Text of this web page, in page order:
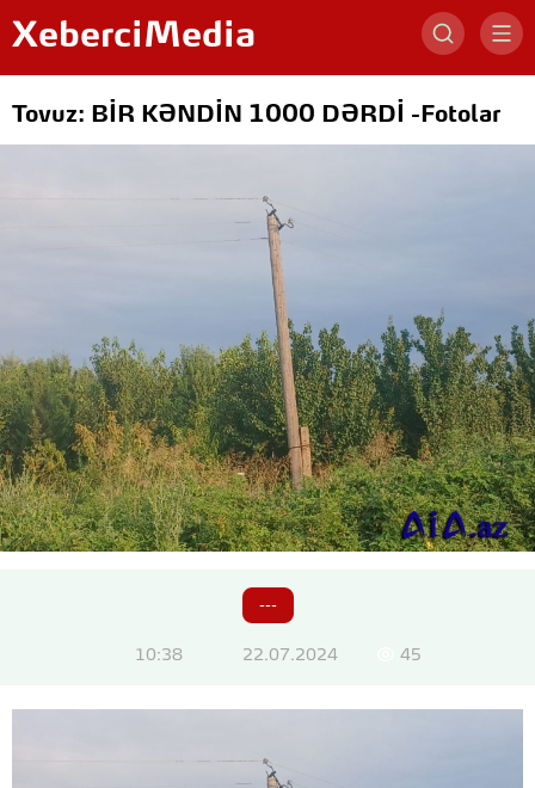
XeberciMedia
Tovuz: BİR KƏNDİN 1000 DƏRDİ -Fotolar
---
10:38 22.07.2024 45